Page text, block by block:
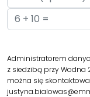
Administratorem
z siedzibą przy Wodna
można się